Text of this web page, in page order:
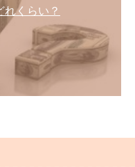
れくらい？